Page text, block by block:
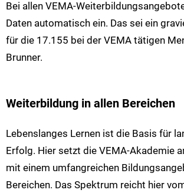
Bei allen VEMA-
Daten automatisch ein. Das sei ein
für die 17.155 bei der VEMA tätigen
Brunner.
Weiterbildung in allen Bereichen
Lebenslanges Lernen ist die Basis für
Erfolg. Hier setzt die VEMA-Akademie
mit einem umfangreichen
Bereichen. Das Spektrum reicht hier